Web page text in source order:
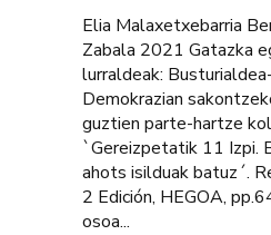
Elia Malaxetxebarria
Zabala 2021 Gatazka
lurraldeak:
Demokrazian
guztien parte-hartze
`Gereizpetatik 11 Izpi.
ahots isilduak batuz´.
2 Edición, HEGOA,
osoa...